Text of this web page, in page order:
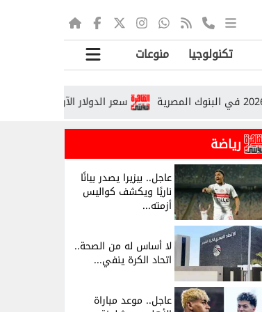
تكنولوجيا منوعات
سعر الدولار الآن في مصر.. أحدث أسعار
رياضة
عاجل.. بيزيرا يصدر بيانًا
ناريًا ويكشف كواليس
أزمته...
لا أساس له من الصحة..
اتحاد الكرة ينفي...
عاجل.. موعد مباراة